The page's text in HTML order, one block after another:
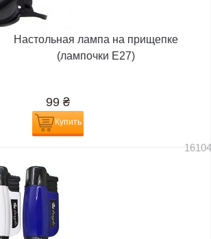
Настольная лампа на прищепке
(лампочки E27)
99 ₴
Купить